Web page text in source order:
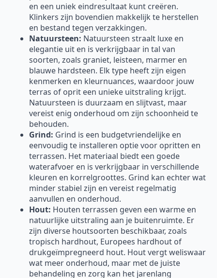
en een uniek eindresultaat kunt creëren.
Klinkers zijn bovendien makkelijk te herstellen
en bestand tegen verzakkingen.
Natuursteen: Natuursteen straalt luxe en
elegantie uit en is verkrijgbaar in tal van
soorten, zoals graniet, leisteen, marmer en
blauwe hardsteen. Elk type heeft zijn eigen
kenmerken en kleurnuances, waardoor jouw
terras of oprit een unieke uitstraling krijgt.
Natuursteen is duurzaam en slijtvast, maar
vereist enig onderhoud om zijn schoonheid te
behouden.
Grind: Grind is een budgetvriendelijke en
eenvoudig te installeren optie voor opritten en
terrassen. Het materiaal biedt een goede
waterafvoer en is verkrijgbaar in verschillende
kleuren en korrelgroottes. Grind kan echter wat
minder stabiel zijn en vereist regelmatig
aanvullen en onderhoud.
Hout: Houten terrassen geven een warme en
natuurlijke uitstraling aan je buitenruimte. Er
zijn diverse houtsoorten beschikbaar, zoals
tropisch hardhout, Europees hardhout of
drukgeïmpregneerd hout. Hout vergt weliswaar
wat meer onderhoud, maar met de juiste
behandeling en zorg kan het jarenlang